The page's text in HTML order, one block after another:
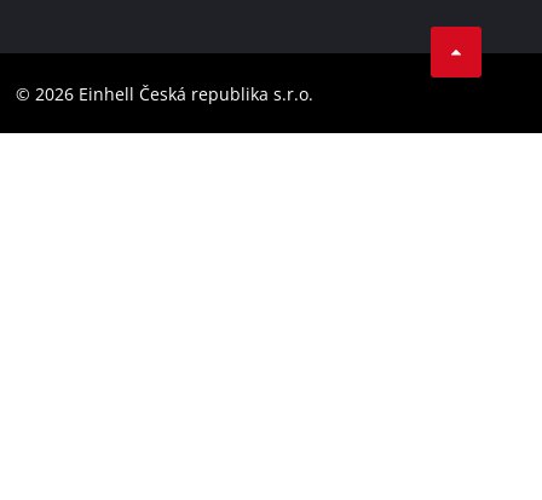
Prohlášení o přístupnosti
Instagram
© 2026 Einhell Česká republika s.r.o.